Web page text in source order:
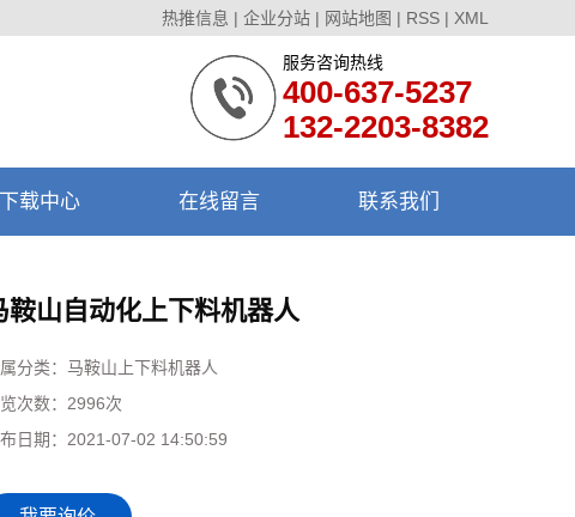
热推信息 | 企业分站 | 网站地图 | RSS | XML
服务咨询热线
400-637-5237
132-2203-8382
下载中心 在线留言 联系我们
鞍山自动化上下料机器人
分类： 马鞍山上下料机器人
次数： 2996次
日期： 2021-07-02 14:50:59